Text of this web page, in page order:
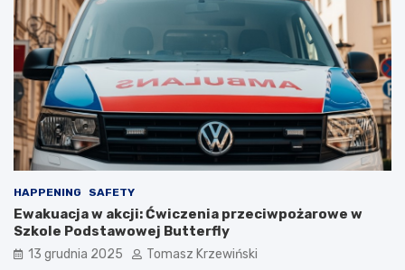
HAPPENING SAFETY
Ewakuacja w akcji: Ćwiczenia przeciwpożarowe w
Szkole Podstawowej Butterfly
13 grudnia 2025 Tomasz Krzewiński